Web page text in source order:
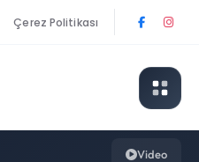
Çerez Politikası
Video